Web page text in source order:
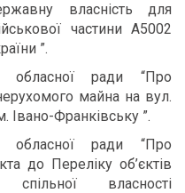
власність для
частини А5002
”.
обласної ради “Про
майна на вул.
Івано-Франківську ”.
обласної ради “Про
до Переліку об’єктів
спільної власності